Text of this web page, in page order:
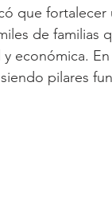
que
de familias
económica.
pilares